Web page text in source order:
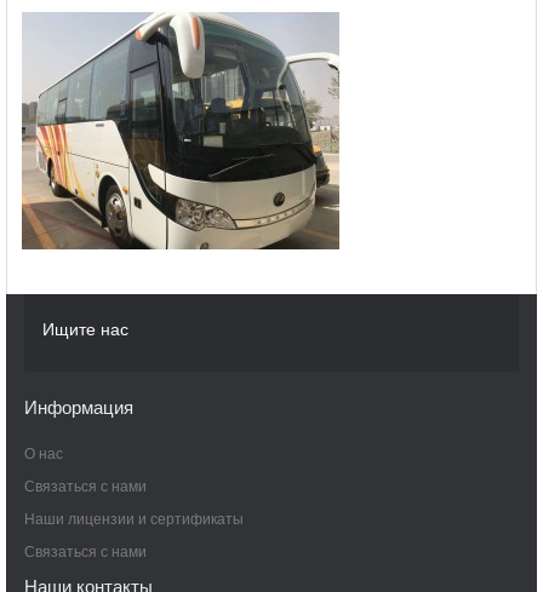
Ищите нас
Информация
О нас
Связаться с нами
Наши лицензии и сертификаты
Связаться с нами
Наши контакты